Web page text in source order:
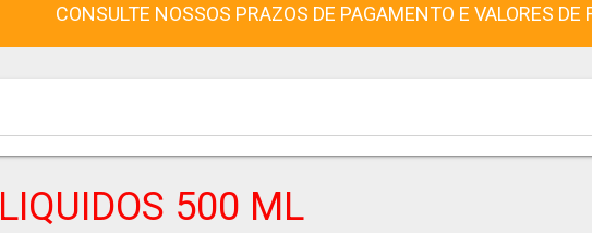
CONSULTE NOSSOS PRAZOS DE PAGAMENTO E VALORES DE
LIQUIDOS 500 ML